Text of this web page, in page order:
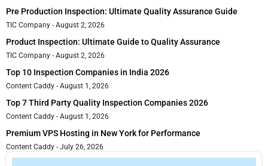
Pre Production Inspection: Ultimate Quality Assurance Guide
TIC Company August 2, 2026
Product Inspection: Ultimate Guide to Quality Assurance
TIC Company August 2, 2026
Top 10 Inspection Companies in India 2026
Content Caddy August 1, 2026
Top 7 Third Party Quality Inspection Companies 2026
Content Caddy August 1, 2026
Premium VPS Hosting in New York for Performance
Content Caddy July 26, 2026